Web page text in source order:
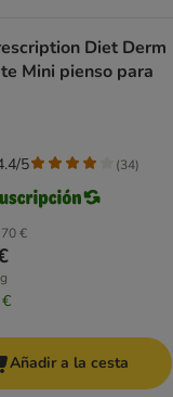
Diet Derm
Mini pienso para
€
5 (34)
Añadir a la cesta